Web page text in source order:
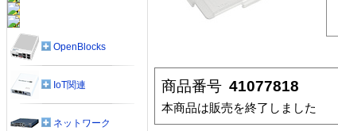
商品番号 41077818
本商品は販売を終了しました
OpenBlocks
IoT関連
ネットワーク